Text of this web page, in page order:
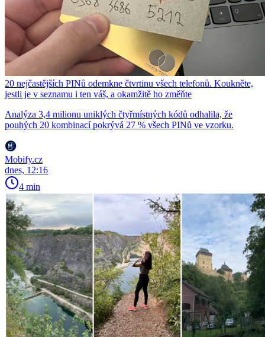
20 nejčastějších PINů odemkne čtvrtinu všech telefonů. Koukněte,
jestli je v seznamu i ten váš, a okamžitě ho změňte
Analýza 3,4 milionu uniklých čtyřmístných kódů odhalila, že
pouhých 20 kombinací pokrývá 27 % všech PINů ve vzorku.
Mobify.cz
dnes, 12:16
4 min